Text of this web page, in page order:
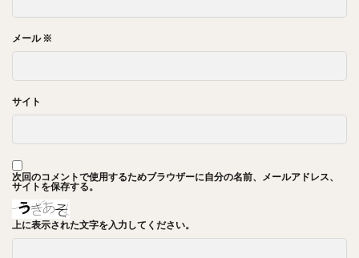
メール※
サイト
次回のコメントで使用するためブラウザーに自分の名前、メールアドレス、
サイトを保存する。
上に表示された文字を入力してください。